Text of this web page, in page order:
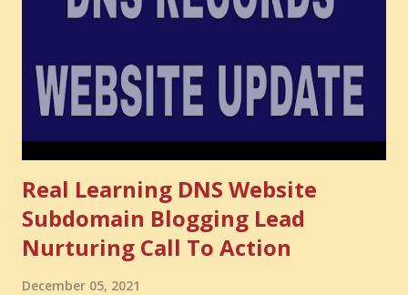
very powerful idea. As a digital coach, every day you are
choose where to spend your money. You choose what to
learn. You choose what to avoid. And even when you do
not...
Real Learning DNS Website
Subdomain Blogging Lead
Nurturing Call To Action
December 05, 2021